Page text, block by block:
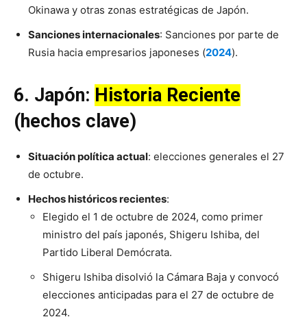
Okinawa y otras zonas estratégicas de Japón.
Sanciones internacionales: Sanciones por parte de
Rusia hacia empresarios japoneses (2024).
6. Japón: Historia Reciente
(hechos clave)
Situación política actual: elecciones generales el 27
de octubre.
Hechos históricos recientes:
Elegido el 1 de octubre de 2024, como primer
ministro del país japonés, Shigeru Ishiba, del
Partido Liberal Demócrata.
Shigeru Ishiba disolvió la Cámara Baja y convocó
elecciones anticipadas para el 27 de octubre de
2024.